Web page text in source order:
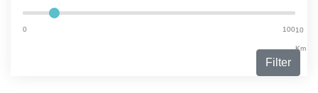
0 10
Km
100
Filter